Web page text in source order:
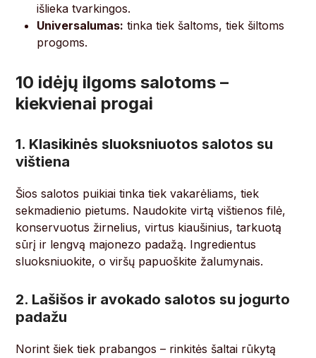
išlieka tvarkingos.
Universalumas: tinka tiek šaltoms, tiek šiltoms
progoms.
10 idėjų ilgoms salotoms –
kiekvienai progai
1. Klasikinės sluoksniuotos salotos su
vištiena
Šios salotos puikiai tinka tiek vakarėliams, tiek
sekmadienio pietums. Naudokite virtą vištienos filė,
konservuotus žirnelius, virtus kiaušinius, tarkuotą
sūrį ir lengvą majonezo padažą. Ingredientus
sluoksniuokite, o viršų papuoškite žalumynais.
2. Lašišos ir avokado salotos su jogurto
padažu
Norint šiek tiek prabangos – rinkitės šaltai rūkytą